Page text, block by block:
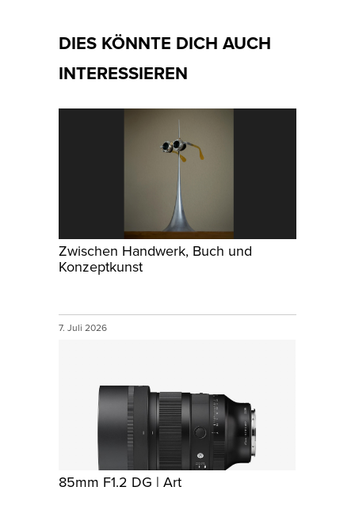
DIES KÖNNTE DICH AUCH
INTERESSIEREN
Zwischen Handwerk, Buch und
Konzeptkunst
7. Juli 2026
85mm F1.2 DG | Art